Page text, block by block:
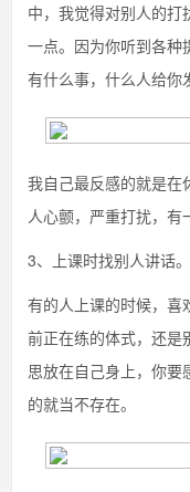
中，我觉得对别人的打
一点。因为你听到各种
有什么事，什么人给你
我自己最反感的就是在
人心颤，严重打扰，有
3、上课时找别人讲话。
有的人上课的时候，喜
前正在练的体式，还是
思放在自己身上，你要
的就当不存在。